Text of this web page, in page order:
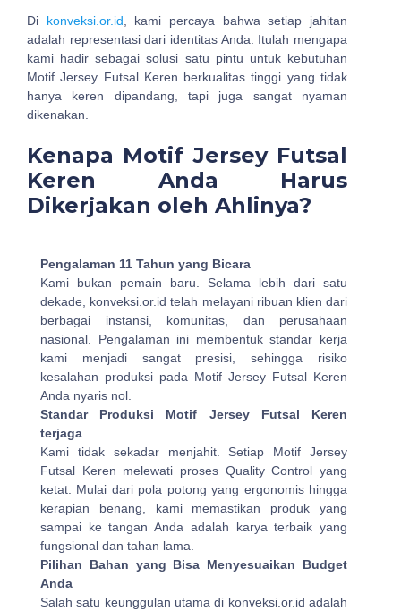
Di konveksi.or.id, kami percaya bahwa setiap jahitan
adalah representasi dari identitas Anda. Itulah mengapa
kami hadir sebagai solusi satu pintu untuk kebutuhan
Motif Jersey Futsal Keren berkualitas tinggi yang tidak
hanya keren dipandang, tapi juga sangat nyaman
dikenakan.
Kenapa Motif Jersey Futsal
Keren Anda Harus
Dikerjakan oleh Ahlinya?
Pengalaman 11 Tahun yang Bicara
Kami bukan pemain baru. Selama lebih dari satu
dekade, konveksi.or.id telah melayani ribuan klien dari
berbagai instansi, komunitas, dan perusahaan
nasional. Pengalaman ini membentuk standar kerja
kami menjadi sangat presisi, sehingga risiko
kesalahan produksi pada Motif Jersey Futsal Keren
Anda nyaris nol.
Standar Produksi Motif Jersey Futsal Keren
terjaga
Kami tidak sekadar menjahit. Setiap Motif Jersey
Futsal Keren melewati proses Quality Control yang
ketat. Mulai dari pola potong yang ergonomis hingga
kerapian benang, kami memastikan produk yang
sampai ke tangan Anda adalah karya terbaik yang
fungsional dan tahan lama.
Pilihan Bahan yang Bisa Menyesuaikan Budget
Anda
Salah satu keunggulan utama di konveksi.or.id adalah